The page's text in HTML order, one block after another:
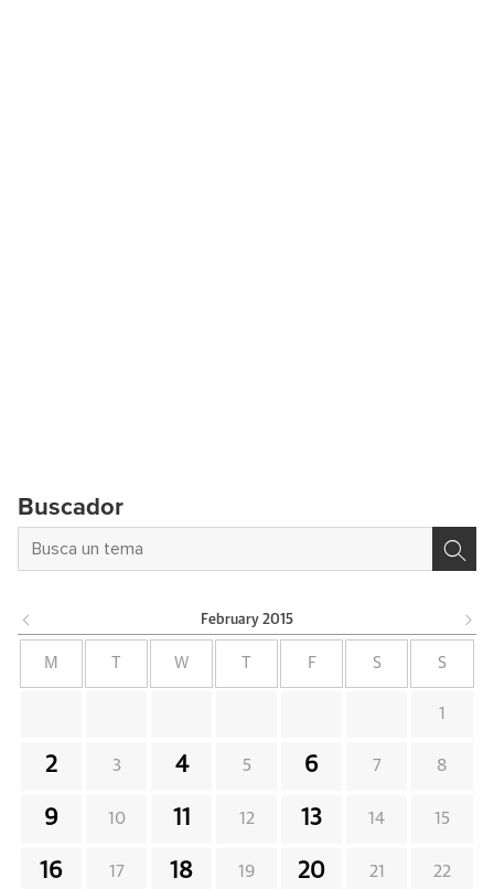
Buscador
February 2015
M W F S S
1
2 3 4 5 6 7 8
9 10 11 12 13 14 15
16 17 18 19 20 21 22